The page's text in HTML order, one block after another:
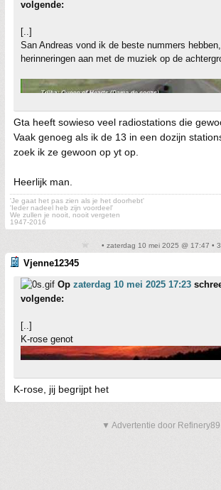
volgende:
[..]
San Andreas vond ik de beste nummers
herinneringen aan met de muziek op de
Gta heeft sowieso veel radiostations die
Vaak genoeg als ik de 13 in een dozijn
zoek ik ze gewoon op yt op.
Heerlijk man.
'Je gaat het pas zien als je het doorhebt'
'Ieder nadeel heb zijn voordeel'
We zullen je nooit, nooit vergeten
1947-2016
• zaterdag 10 mei 2025 @ 17:47 •
Vjenne12345
Op zaterdag 10 mei 2025 17:23
volgende:
[..]
K-rose genot
K-rose, jij begrijpt het
▼ Advertentie door Refinery89